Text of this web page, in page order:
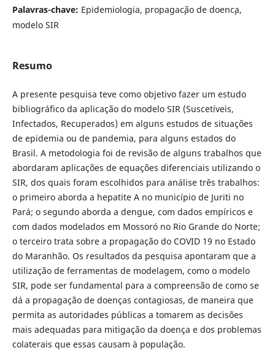
Palavras-chave: Epidemiologia, propagac¸˜ao de doenc¸a,
modelo SIR
Resumo
A presente pesquisa teve como objetivo fazer um estudo
bibliográfico da aplicação do modelo SIR (Suscetíveis,
Infectados, Recuperados) em alguns estudos de situações
de epidemia ou de pandemia, para alguns estados do
Brasil. A metodologia foi de revisão de alguns trabalhos que
abordaram aplicações de equações diferenciais utilizando o
SIR, dos quais foram escolhidos para análise três trabalhos:
o primeiro aborda a hepatite A no município de Juriti no
Pará; o segundo aborda a dengue, com dados empíricos e
com dados modelados em Mossoró no Rio Grande do Norte;
o terceiro trata sobre a propagação do COVID 19 no Estado
do Maranhão. Os resultados da pesquisa apontaram que a
utilização de ferramentas de modelagem, como o modelo
SIR, pode ser fundamental para a compreensão de como se
dá a propagação de doenças contagiosas, de maneira que
permita as autoridades públicas a tomarem as decisões
mais adequadas para mitigação da doença e dos problemas
colaterais que essas causam à população.